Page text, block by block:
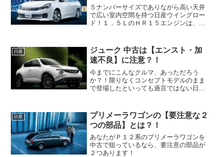
５ナンバーサイズでありながら高い天井
で広い室内空間を持つ日産ウイングロー
ド！１．５ＬのＨＲ１５エンジンは、低
現・・・そんな日産ウイングロードの中
古車をあなたが狙っている...
日産
ジューク 中古は【エンスト・加
速不良】に注意？！
今までにこんなクルマ、あっただろう
か？！限りなくコンセプトモデルのまま
で登場したといっても過言ではない日産
ュークの中古車を狙っているなら注意し
たいポイントがあります。そ...
日産
プリメーラワゴンの【要注意な２
つの部品】とは？！
あなたがＰ１２系のプリメーラワゴンを
中古で狙っているなら、要注意の部品が
２つあります！